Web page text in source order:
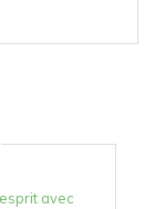
avec